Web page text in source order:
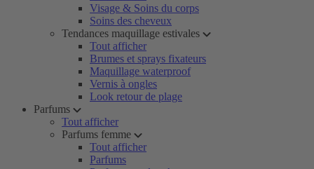
Visage & Soins du corps
Soins des cheveux
Tendances maquillage estivales
Tout afficher
Brumes et sprays fixateurs
Maquillage waterproof
Vernis à ongles
Look retour de plage
Parfums
Tout afficher
Parfums femme
Tout afficher
Parfums